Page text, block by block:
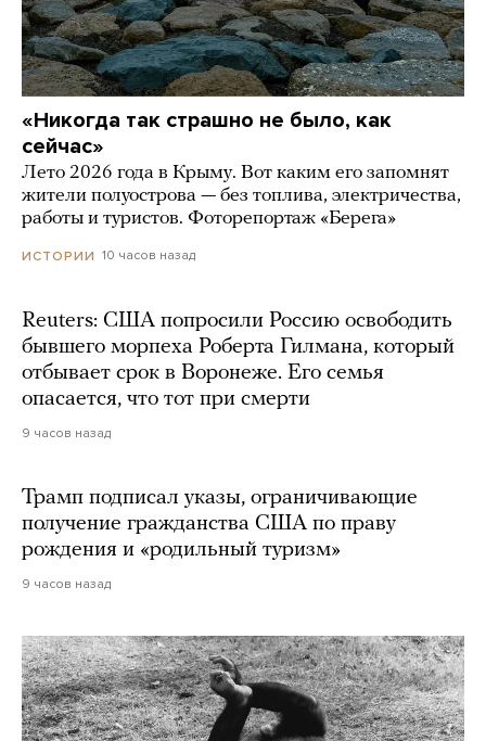
«Никогда так страшно не было, как
сейчас»
Лето 2026 года в Крыму. Вот каким его запомнят
жители полуострова — без топлива, электричества,
работы и туристов. Фоторепортаж «Берега»
ИСТОРИИ 10 часов назад
Reuters: США попросили Россию освободить
бывшего морпеха Роберта Гилмана, который
отбывает срок в Воронеже. Его семья
опасается, что тот при смерти
9 часов назад
Трамп подписал указы, ограничивающие
получение гражданства США по праву
рождения и «родильный туризм»
9 часов назад